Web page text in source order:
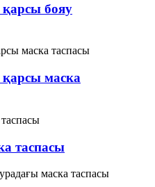
қарсы бояу
қарсы маска
таспасы